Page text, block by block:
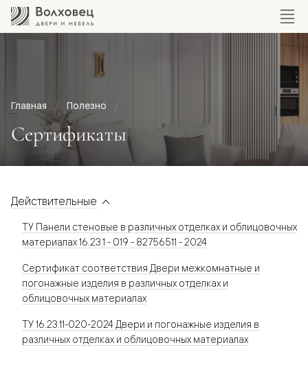
Главная Полезно
Сертификаты
Действительные
ТУ Панели стеновые в различных отделках и облицовочных
материалах 16.23.1 - 019 - 82756511 - 2024
Сертификат соответствия Двери межкомнатные и
погонажные изделия в различных отделках и
облицовочных материалах
ТУ 16.23.11-020-2024 Двери и погонажные изделия в
различных отделках и облицовочных материалах